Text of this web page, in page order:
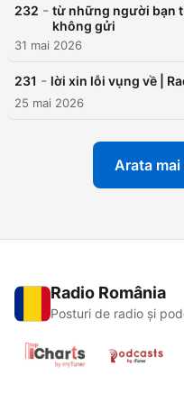
232 - từ những người bạn
không gửi
31 mai 2026
231 - lời xin lỗi vụng về |
25 mai 2026
Arata
Radio România
Posturi de radio și